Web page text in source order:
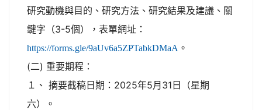
研究動機與目的、研究方法、研究結果及建議、關
鍵字（3-5個），表單網址：
https://forms.gle/9aUv6a5ZPTabkDMaA 。
(二) 重要期程：
１、 摘要截稿日期：2025年5月31日（星期
六）。